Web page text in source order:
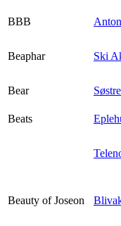
BBB
Beaphar Ski
Bear
Beats
Beauty of Joseon